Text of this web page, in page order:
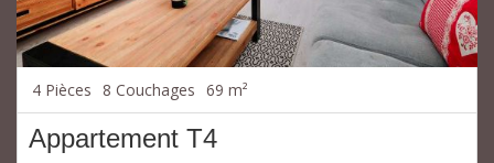
4 Pièces 8 Couchages 69 m²
Appartement T4